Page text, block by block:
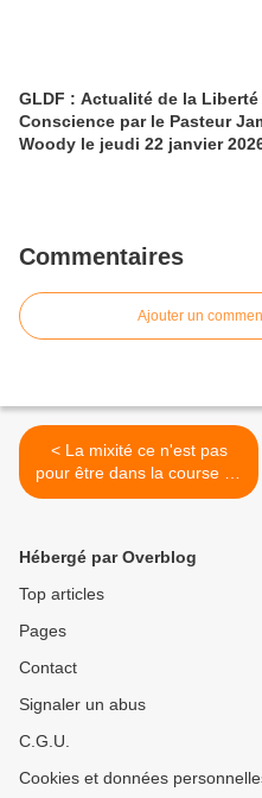
GLDF : Actualité de la Liberté
Conscience par le Pasteur
Woody le jeudi 22 janvier
Commentaires
Ajouter un
< La mixité ce n'est pas
pour être dans la course de
la bien-pensance, par
Hébergé par Overblog
Top articles
Pages
Contact
Signaler un abus
C.G.U.
Cookies et données